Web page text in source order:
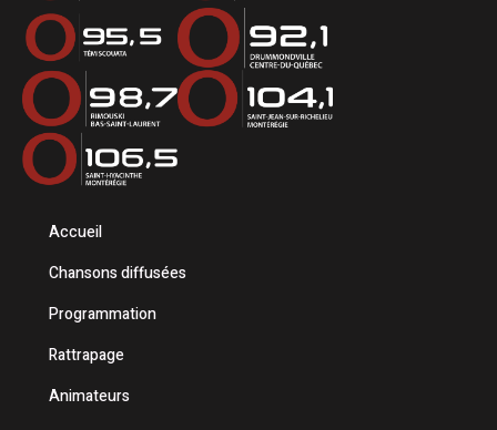
Accueil
Chansons diffusées
Programmation
Rattrapage
Animateurs